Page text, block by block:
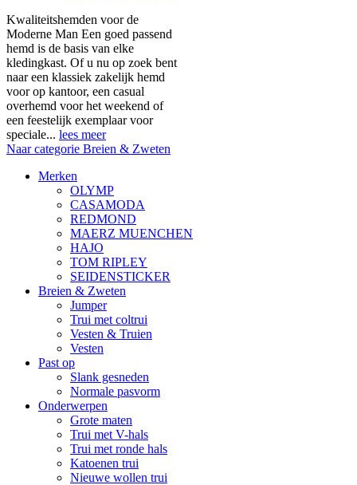
Kwaliteitshemden voor de
Moderne Man Een goed passend
hemd is de basis van elke
kledingkast. Of u nu op zoek bent
naar een klassiek zakelijk hemd
voor op kantoor, een casual
overhemd voor het weekend of
een feestelijk exemplaar voor
speciale... lees meer
Naar categorie Breien & Zweten
Merken
OLYMP
CASAMODA
REDMOND
MAERZ MUENCHEN
HAJO
TOM RIPLEY
SEIDENSTICKER
Breien & Zweten
Jumper
Trui met coltrui
Vesten & Truien
Vesten
Past op
Slank gesneden
Normale pasvorm
Onderwerpen
Grote maten
Trui met V-hals
Trui met ronde hals
Katoenen trui
Nieuwe wollen trui